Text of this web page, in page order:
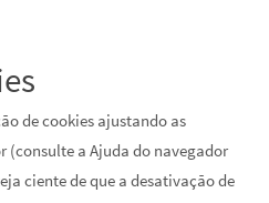
de cookies ajustando as
(consulte a Ajuda do navegador
ciente de que a desativação de